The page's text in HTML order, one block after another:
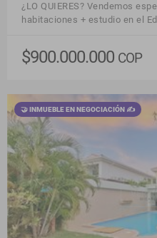
¿LO QUIERES? Vendemos
habitaciones + estudio en el
$900.000.000 COP
🤝 INMUEBLE EN NEGOCIACIÓN ✍
VER